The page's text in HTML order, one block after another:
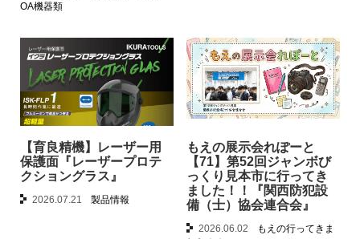
OA機器類
【育良精機】レーザー用
保護面『レーザープロテ
クショングラス』
2026.07.21 製品情報
もえの展示会れぽーと
【71】第52回ジャンボび
っくり見本市に行ってき
ました！！『関西防犯設
備（士）協会連合会』
2026.06.02
もえの行ってきま